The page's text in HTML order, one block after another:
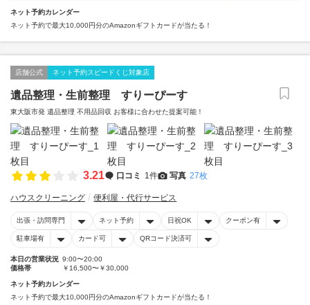
ネット予約カレンダー
ネット予約で最大10,000円分のAmazonギフトカードが当たる！
店舗公式 ネット予約スピードくじ対象店
遺品整理・生前整理 すりーぴーす
東大阪市発 遺品整理 不用品回収 お客様に合わせた提案可能！
3.21 口コミ 1件 写真 27枚
ハウスクリーニング 便利屋・代行サービス
出張・訪問専門 ネット予約 日祝OK クーポン有
駐車場有 カード可 QRコード決済可
本日の営業状況 9:00〜20:00
価格帯
￥16,500〜￥30,000
ネット予約カレンダー
ネット予約で最大10,000円分のAmazonギフトカードが当たる！